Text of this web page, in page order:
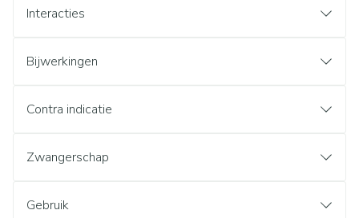
Interacties
Bijwerkingen
Contra indicatie
Zwangerschap
Gebruik